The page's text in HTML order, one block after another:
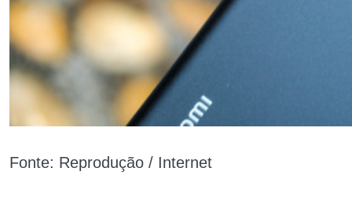
Fonte: Reprodução / Internet